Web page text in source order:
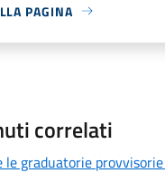
PAGINA
correlati
le graduatorie provvisorie